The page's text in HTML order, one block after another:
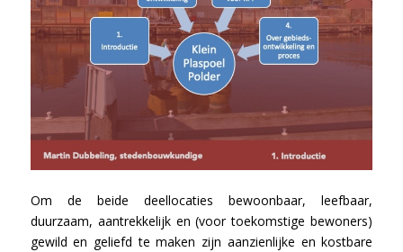
Om de beide deellocaties bewoonbaar, leefbaar,
duurzaam, aantrekkelijk en (voor toekomstige bewoners)
gewild en geliefd te maken zijn aanzienlijke en kostbare